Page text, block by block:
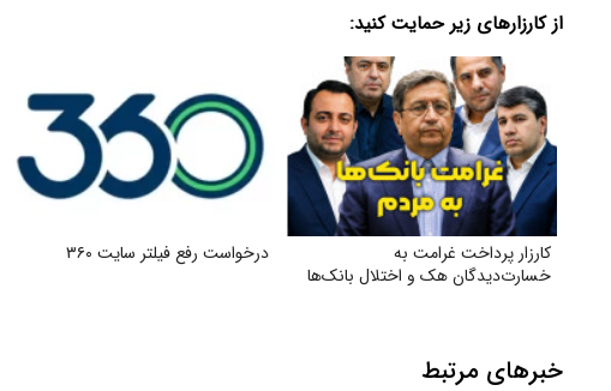
از کارزارهای زیر حمایت کنید:
کارزار پرداخت غرامت به
خسارت‌دیدگان هک و اختلال بانک‌ها
درخواست رفع فیلتر سایت ۳۶۰
خبرهای مرتبط